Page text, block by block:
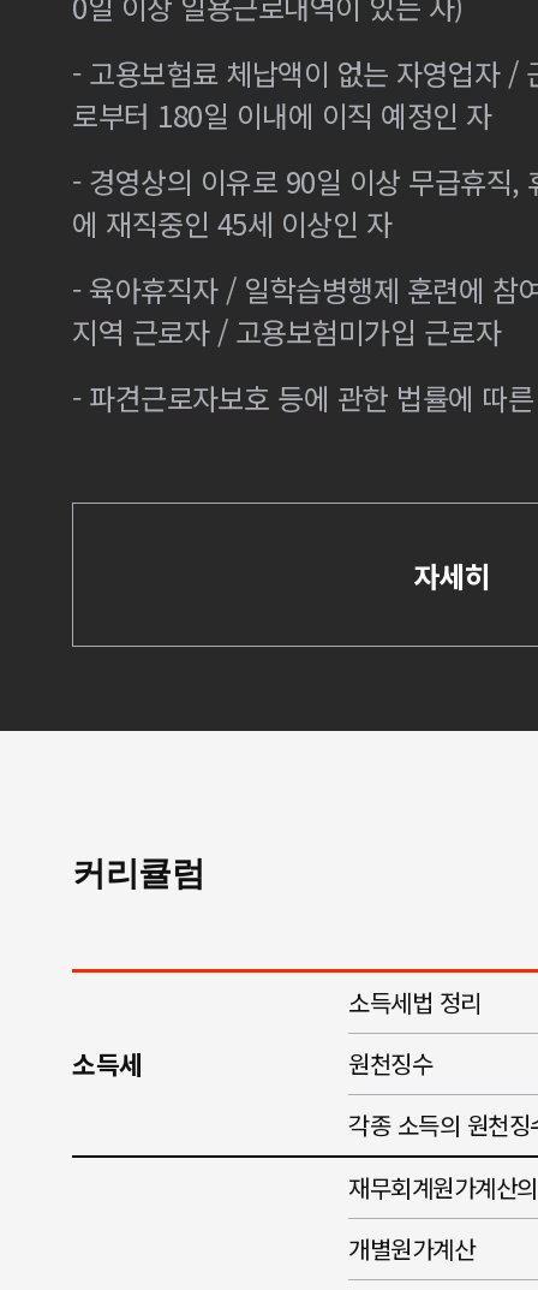
- 고용보험료 체납액이 없는 자영업자 /
로부터 180일 이내에 이직 예정인 자
- 경영상의 이유로 90일 이상 무급휴직,
에 재직중인 45세 이상인 자
- 육아휴직자 / 일학습병행제 훈련에 참
지역 근로자 / 고용보험미가입 근로자
- 파견근로자보호 등에 관한 법률에 따
자세히
커리큘럼
소득세
소득세법 정리
원천징수
각종 소득의 원천징
재무회계원가계산
개별원가계산